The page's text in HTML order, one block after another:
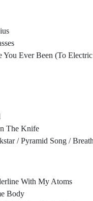
You Ever Been (To
The Knife
/ Pyramid Song /
With My Atoms
Body